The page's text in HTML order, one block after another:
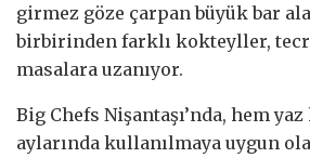
girmez göze çarpan büyük bar
birbirinden farklı kokteyller,
masalara uzanıyor.
Big Chefs Nişantaşı’nda, hem yaz
aylarında kullanılmaya uygun